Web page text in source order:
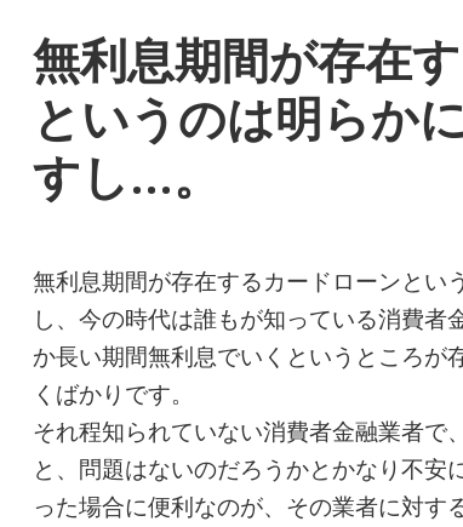
無利息期間が存在
というのは明らか
すし…。
無利息期間が存在するカードローンとい
し、今の時代は誰もが知っている消費者
か長い期間無利息でいくというところが
くばかりです。
それ程知られていない消費者金融業者で
と、問題はないのだろうかとかなり不安
った場合に便利なのが、その業者に対す